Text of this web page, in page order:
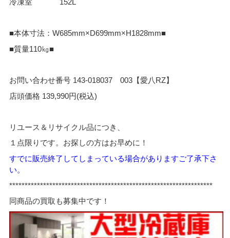
冷凍室 152L
■本体寸法：W685mm×D699mm×H1828mm■
■質量110㎏■
お問い合わせ番号 143-018037 003【愛八RZ】
店頭価格 139,990円(税込)
リユース＆リサイクル品につき、
１点限りです。お探しの方はお早めに！
すでに販売終了してし まっている場合がありますご了承下さ
い。
******************************************************************
同商品の買取も募集中です！